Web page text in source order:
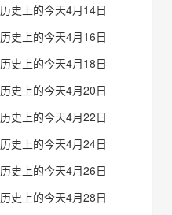
历史上的今天4月14日
历史上的今天4月16日
历史上的今天4月18日
历史上的今天4月20日
历史上的今天4月22日
历史上的今天4月24日
历史上的今天4月26日
历史上的今天4月28日